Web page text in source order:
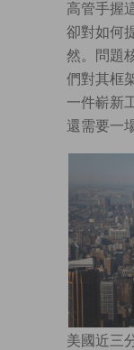
高管手握
卻對如何
然。問題
們對其框
一件嶄新
還需要一
美國近三